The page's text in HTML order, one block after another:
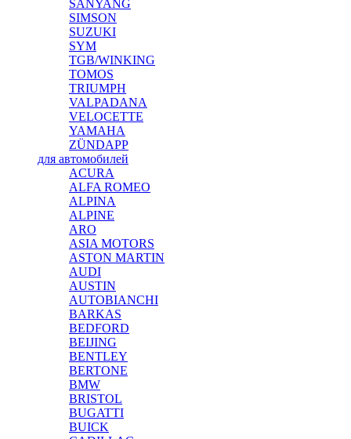
SANYANG
SIMSON
SUZUKI
SYM
TGB/WINKING
TOMOS
TRIUMPH
VALPADANA
VELOCETTE
YAMAHA
ZÜNDAPP
для автомобилей
ACURA
ALFA ROMEO
ALPINA
ALPINE
ARO
ASIA MOTORS
ASTON MARTIN
AUDI
AUSTIN
AUTOBIANCHI
BARKAS
BEDFORD
BEIJING
BENTLEY
BERTONE
BMW
BRISTOL
BUGATTI
BUICK